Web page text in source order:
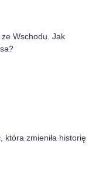
Wschodu. Jak
która zmieniła historię